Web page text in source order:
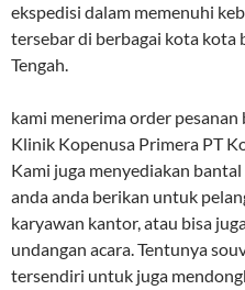
ekspedisi dalam memenuhi
tersebar di berbagai kota kota
Tengah.
kami menerima order
Klinik Kopenusa Primera PT
Kami juga menyediakan
anda anda berikan untuk
karyawan kantor, atau bisa
undangan acara. Tentunya
tersendiri untuk juga